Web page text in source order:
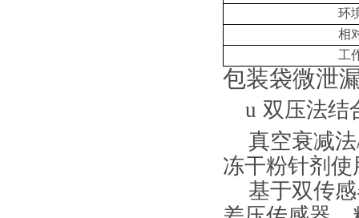
环
相
工
包装袋微泄
u 双压法结
真空衰减法
冻干粉针剂
基于双传